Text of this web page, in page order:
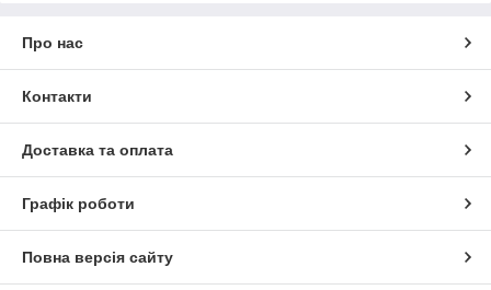
Про нас
Контакти
Доставка та оплата
Графік роботи
Повна версія сайту